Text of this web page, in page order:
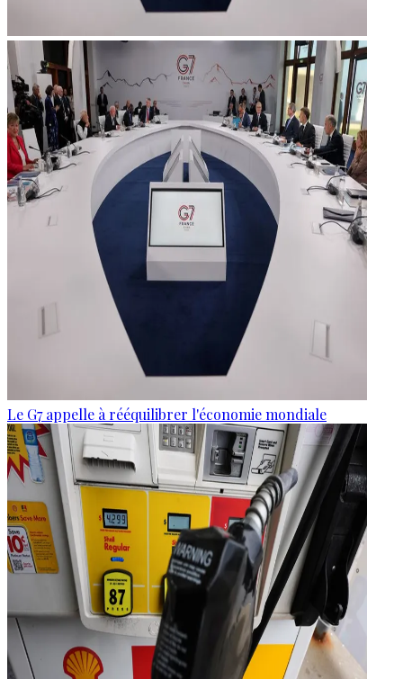
Le G7 appelle à rééquilibrer l'économie mondiale